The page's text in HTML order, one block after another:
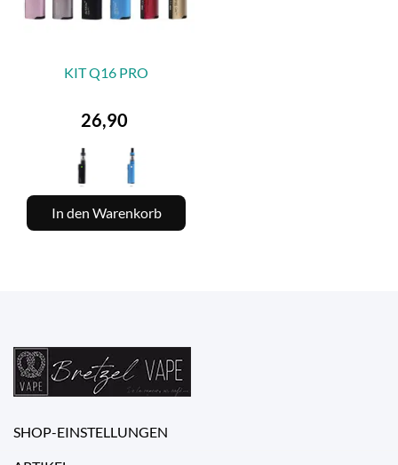
KIT Q16 PRO
Preis
26,90
In den Warenkorb
SHOP-EINSTELLUNGEN